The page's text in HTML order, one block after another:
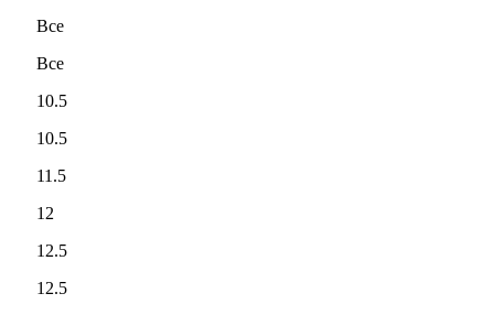
Все
Все
10.5
10.5
11.5
12
12.5
12.5